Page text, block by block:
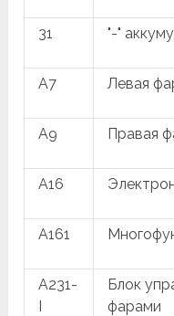
31 "-"
A7 Левая
A9 Правая
A16
A161
A231-
I
Блок
фарами